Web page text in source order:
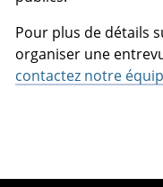
Pour plus de détails
organiser une
contactez notre